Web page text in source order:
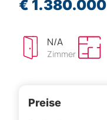
€ 1.380.000
N/A
Zimmer
Preise